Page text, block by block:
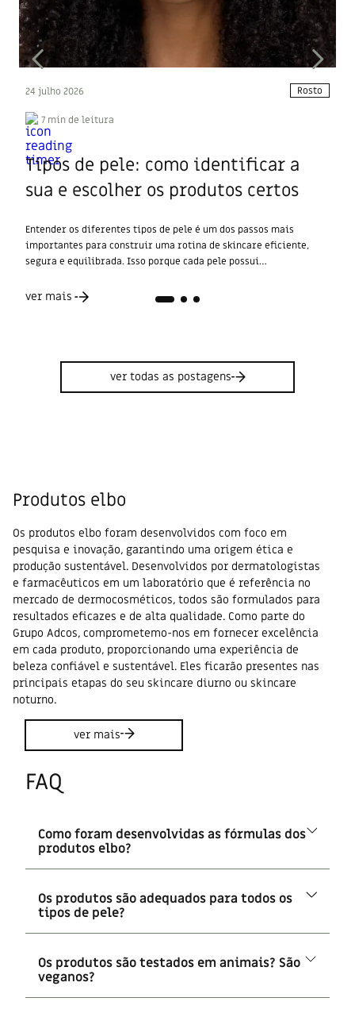
24 julho 2026 Rosto
7 min de leitura
Tipos de pele: como identificar a
sua e escolher os produtos certos
Entender os diferentes tipos de pele é um dos passos mais
importantes para construir uma rotina de skincare eficiente,
segura e equilibrada. Isso porque cada pele possui
como ela reage à limpeza, hidratação, exposição ao sol, poluição
ver mais
ver todas as postagens
Produtos elbo
Os produtos elbo foram desenvolvidos com foco em
pesquisa e inovação, garantindo uma origem ética e
produção sustentável. Desenvolvidos por dermatologistas
e farmacêuticos em um laboratório que é referência no
mercado de dermocosméticos, todos são formulados para
resultados eficazes e de alta qualidade. Como parte do
Grupo Adcos, comprometemo-nos em fornecer excelência
em cada produto, proporcionando uma experiência de
beleza confiável e sustentável. Eles ficarão presentes nas
principais etapas do seu skincare diurno ou skincare
noturno.
ver mais
FAQ
Como foram desenvolvidas as fórmulas dos
produtos elbo?
Os produtos são adequados para todos os
tipos de pele?
Os produtos são testados em animais? São
veganos?